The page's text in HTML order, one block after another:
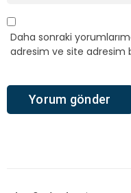
Daha sonraki
adresim ve site adresim